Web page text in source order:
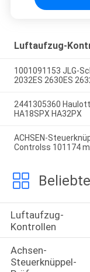
Luftaufzug-
1001091153 JLG-
2032ES 2630ES
2441305360
HA18SPX HA32PX
ACHSEN-
Controlss 101174
Luftaufzug-
Kontrollen
Achsen-
Steuerknüppel-